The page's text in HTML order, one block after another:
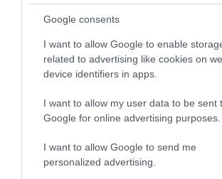
Google consents
I want to allow Google to enable
related to advertising like cookies on
device identifiers in apps.
I want to allow my user data to be sent
Google for online advertising purposes.
I want to allow Google to send me
personalized advertising.
ΛΟΓΑΡΙΑΣΜΟΣ - ΛΙΟΛΙΟΥ ΚΑΤΕΡΙΝΑ